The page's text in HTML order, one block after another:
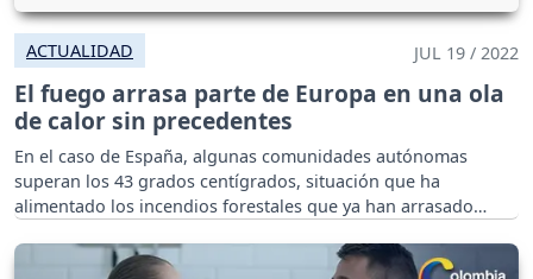
ACTUALIDAD JUL 19 / 2022
El fuego arrasa parte de Europa en una ola
de calor sin precedentes
En el caso de España, algunas comunidades autónomas
superan los 43 grados centígrados, situación que ha
alimentado los incendios forestales que ya han arrasado